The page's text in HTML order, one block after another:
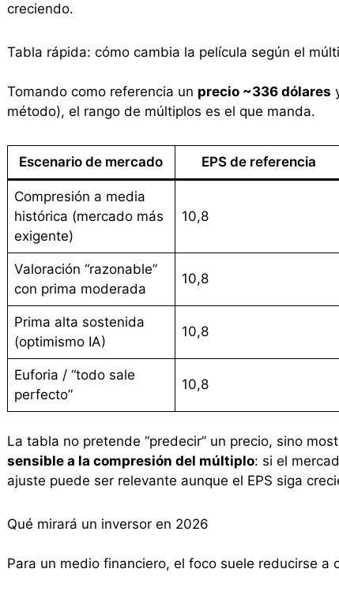
creciendo.
Tabla rápida: cómo cambia la película según el
Tomando como referencia un precio ~336 dólares
método), el rango de múltiplos es el que manda.
Escenario de mercado EPS de referencia
Compresión a media
histórica (mercado más
exigente)
10,8
Valoración “razonable”
con prima moderada
10,8
Prima alta sostenida
(optimismo IA)
10,8
Euforia / “todo sale
perfecto”
10,8
La tabla no pretende “predecir” un precio, sino
sensible a la compresión del múltiplo: si el
ajuste puede ser relevante aunque el EPS siga
Qué mirará un inversor en 2026
Para un medio financiero, el foco suele reducirse a